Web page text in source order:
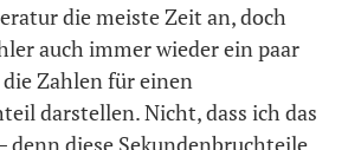
die meiste Zeit an, doch
auch immer wieder ein paar
Zahlen für einen
darstellen. Nicht, dass ich das
denn diese Sekundenbruchteile